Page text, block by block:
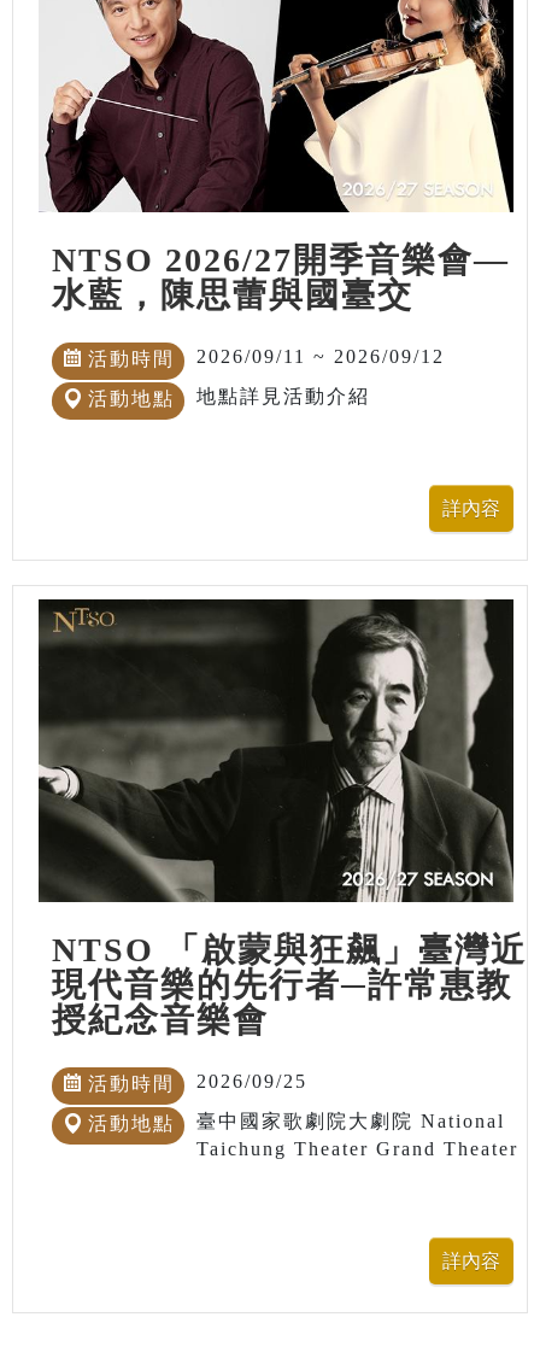
NTSO 2026/27開季音樂會—
水藍，陳思蕾與國臺交
活動時間 2026/09/11 ~ 2026/09/12
活動地點 地點詳見活動介紹
NTSO 「啟蒙與狂飆」臺灣近
現代音樂的先行者─許常惠教
授紀念音樂會
活動時間 2026/09/25
活動地點
臺中國家歌劇院大劇院 National
Taichung Theater Grand Theater